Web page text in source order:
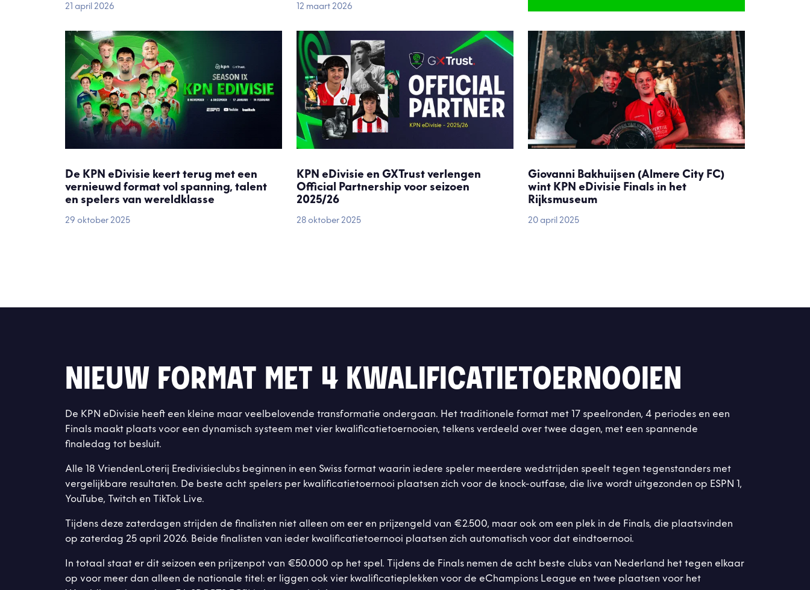
21 april 2026 12 maart 2026
De KPN eDivisie keert terug met een
vernieuwd format vol spanning, talent
en spelers van wereldklasse
29 oktober 2025
KPN eDivisie en GXTrust verlengen
Official Partnership voor seizoen
2025/26
28 oktober 2025
Giovanni Bakhuijsen (Almere City FC)
wint KPN eDivisie Finals in het
Rijksmuseum
20 april 2025
NIEUW FORMAT MET 4 KWALIFICATIETOERNOOIEN
De KPN eDivisie heeft een kleine maar veelbelovende transformatie ondergaan. Het traditionele format met 17 speelronden, 4 periodes en een
Finals maakt plaats voor een dynamisch systeem met vier kwalificatietoernooien, telkens verdeeld over twee dagen, met een spannende
finaledag tot besluit.
Alle 18 VriendenLoterij Eredivisieclubs beginnen in een Swiss format waarin iedere speler meerdere wedstrijden speelt tegen tegenstanders met
vergelijkbare resultaten. De beste acht spelers per kwalificatietoernooi plaatsen zich voor de knock-outfase, die live wordt uitgezonden op ESPN 1,
YouTube, Twitch en TikTok Live.
Tijdens deze zaterdagen strijden de finalisten niet alleen om eer en prijzengeld van €2.500, maar ook om een plek in de Finals, die plaatsvinden
op zaterdag 25 april 2026. Beide finalisten van ieder kwalificatietoernooi plaatsen zich automatisch voor dat eindtoernooi.
In totaal staat er dit seizoen een prijzenpot van €50.000 op het spel. Tijdens de Finals nemen de acht beste clubs van Nederland het tegen elkaar
op voor meer dan alleen de nationale titel: er liggen ook vier kwalificatieplekken voor de eChampions League en twee plaatsen voor het